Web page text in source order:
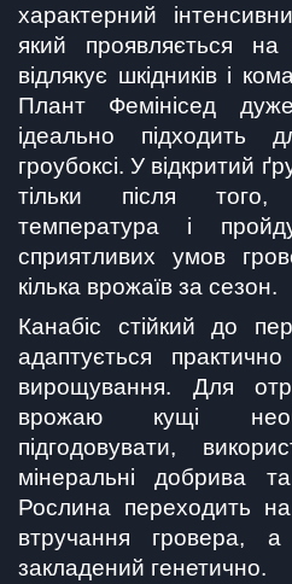
характерний
який проявляється на
відлякує шкідників і
Плант Фемінісед
ідеально підходить
гроубоксі. У відкритий
тільки після того,
температура і
сприятливих умов
кілька врожаїв за сезон.
Канабіс стійкий до
адаптується
вирощування. Для
врожаю кущі
підгодовувати,
мінеральні добрива
Рослина переходить на
втручання гровера,
закладений генетично.